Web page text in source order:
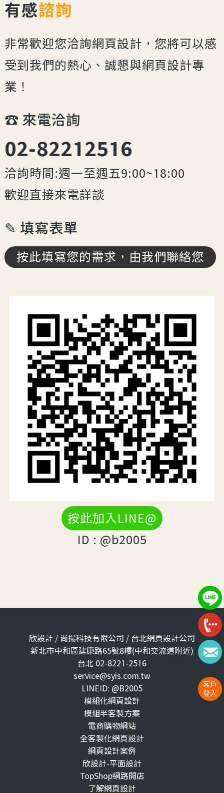
客戶
登入
有感諮詢
非常歡迎您洽詢網頁設計，您將可以感
受到我們的熱心、誠懇與網頁設計專
業！
☎︎ 來電洽詢
02-82212516
洽詢時間:週一至週五9:00~18:00
歡迎直接來電詳談
✎ 填寫表單
按此填寫您的需求，由我們聯絡您
按此加入LINE@
ID : @b2005
欣設計 / 尚揚科技有限公司 / 台北網頁設計公司
新北市中和區建康路65號8樓(中和交流道附近)
台北 02-8221-2516
service@syis.com.tw
LINEID: @B2005
模組化網頁設計
模組半客製方案
電商購物網站
全客製化網頁設計
網頁設計案例
欣設計-平面設計
TopShop網路開店
了解網頁設計